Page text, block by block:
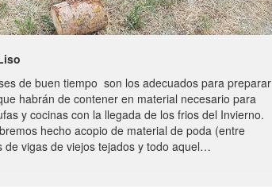
de buen tiempo son los adecuados para preparar
habrán de contener en material necesario para
y cocinas con la llegada de los frios del Invierno.
hecho acopio de material de poda (entre
de vigas de viejos tejados y todo aquel…